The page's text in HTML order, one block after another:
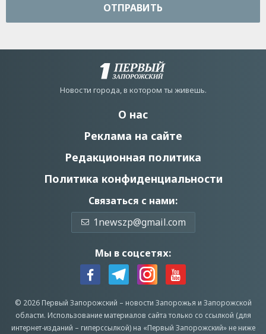
ОТПРАВИТЬ
Новости города, в котором ты живешь.
О нас
Реклама на сайте
Редакционная политика
Политика конфиденциальности
Связаться с нами:
1newszp@gmail.com
Мы в соцсетях:
© 2026 Первый Запорожский – новости Запорожья и Запорожской
области. Использование материалов сайта только со ссылкой (для
интернет-изданий – гиперссылкой) на «Первый Запорожский» не ниже